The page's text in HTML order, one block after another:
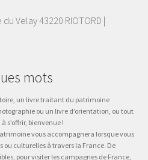
Velay 43220 RIOTORD |
mots
un livre traitant du patrimoine
ou un livre d’orientation, ou tout
s’offrir, bienvenue !
vous accompagnera lorsque vous
ou culturelles à travers la France. De
pour visiter les campagnes de France,